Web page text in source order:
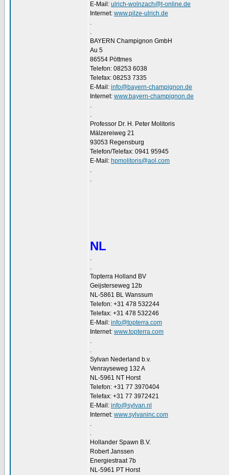
E-Mail: ulrich-wolnzach@t-online.de
Internet: www.pilze-ulrich.de
.
.
BAYERN Champignon GmbH
Au 5
86554 Pöttmes
Telefon: 08253 6038
Telefax: 08253 7335
E-Mail: info@bayern-champignon.de
Internet: www.bayern-champignon.de
.
.
Professor Dr. H. Peter Molitoris
Mälzereiweg 21
93053 Regensburg
Telefon/Telefax: 0941 95945
E-Mail: hpmolitoris@aol.com
.
.
NL
.
.
Topterra Holland BV
Geijsterseweg 12b
NL-5861 BL Wanssum
Telefon: +31 478 532244
Telefax: +31 478 532246
E-Mail: info@topterra.com
Internet: www.topterra.com
.
.
Sylvan Nederland b.v.
Venrayseweg 132 A
NL-5961 NT Horst
Telefon: +31 77 3970404
Telefax: +31 77 3972421
E-Mail: info@sylvan.nl
Internet: www.sylvaninc.com
.
.
Hollander Spawn B.V.
Robert Janssen
Energiestraat 7b
NL-5961 PT Horst